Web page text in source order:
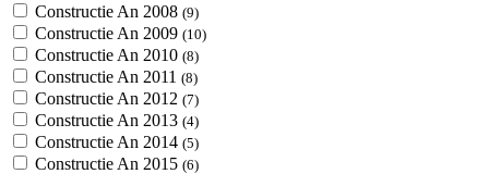
Constructie An 2008 (9)
Constructie An 2009 (10)
Constructie An 2010 (8)
Constructie An 2011 (8)
Constructie An 2012 (7)
Constructie An 2013 (4)
Constructie An 2014 (5)
Constructie An 2015 (6)